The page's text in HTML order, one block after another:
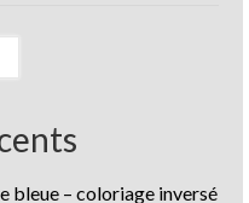
bleue – coloriage inversé